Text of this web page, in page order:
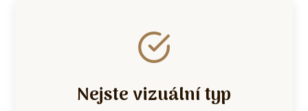
Nejste vizuální typ